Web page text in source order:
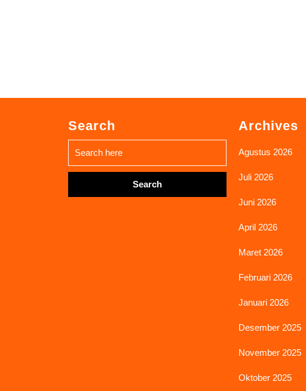
Search
for:
Archives
Agustus 2026
Juli 2026
Juni 2026
April 2026
Maret 2026
Februari 2026
Januari 2026
Desember 2025
November 2025
Oktober 2025